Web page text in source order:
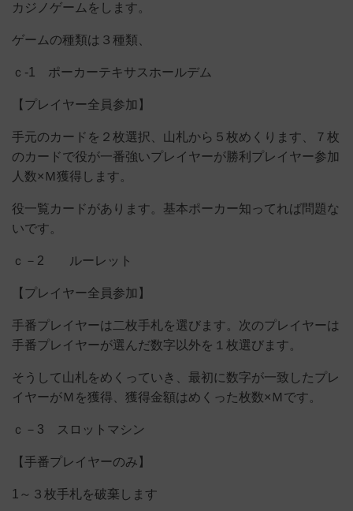
カジノゲームをします。
ゲームの種類は３種類、
ｃ-1 ポーカーテキサスホールデム
【プレイヤー全員参加】
手元のカードを２枚選択、山札から５枚めくります、７枚
のカードで役が一番強いプレイヤーが勝利プレイヤー参加
人数×Ｍ獲得します。
役一覧カードがあります。基本ポーカー知ってれば問題な
いです。
ｃ－2 ルーレット
【プレイヤー全員参加】
手番プレイヤーは二枚手札を選びます。次のプレイヤーは
手番プレイヤーが選んだ数字以外を１枚選びます。
そうして山札をめくっていき、最初に数字が一致したプレ
イヤーがＭを獲得、獲得金額はめくった枚数×Ｍです。
ｃ－3 スロットマシン
【手番プレイヤーのみ】
1～３枚手札を破棄します